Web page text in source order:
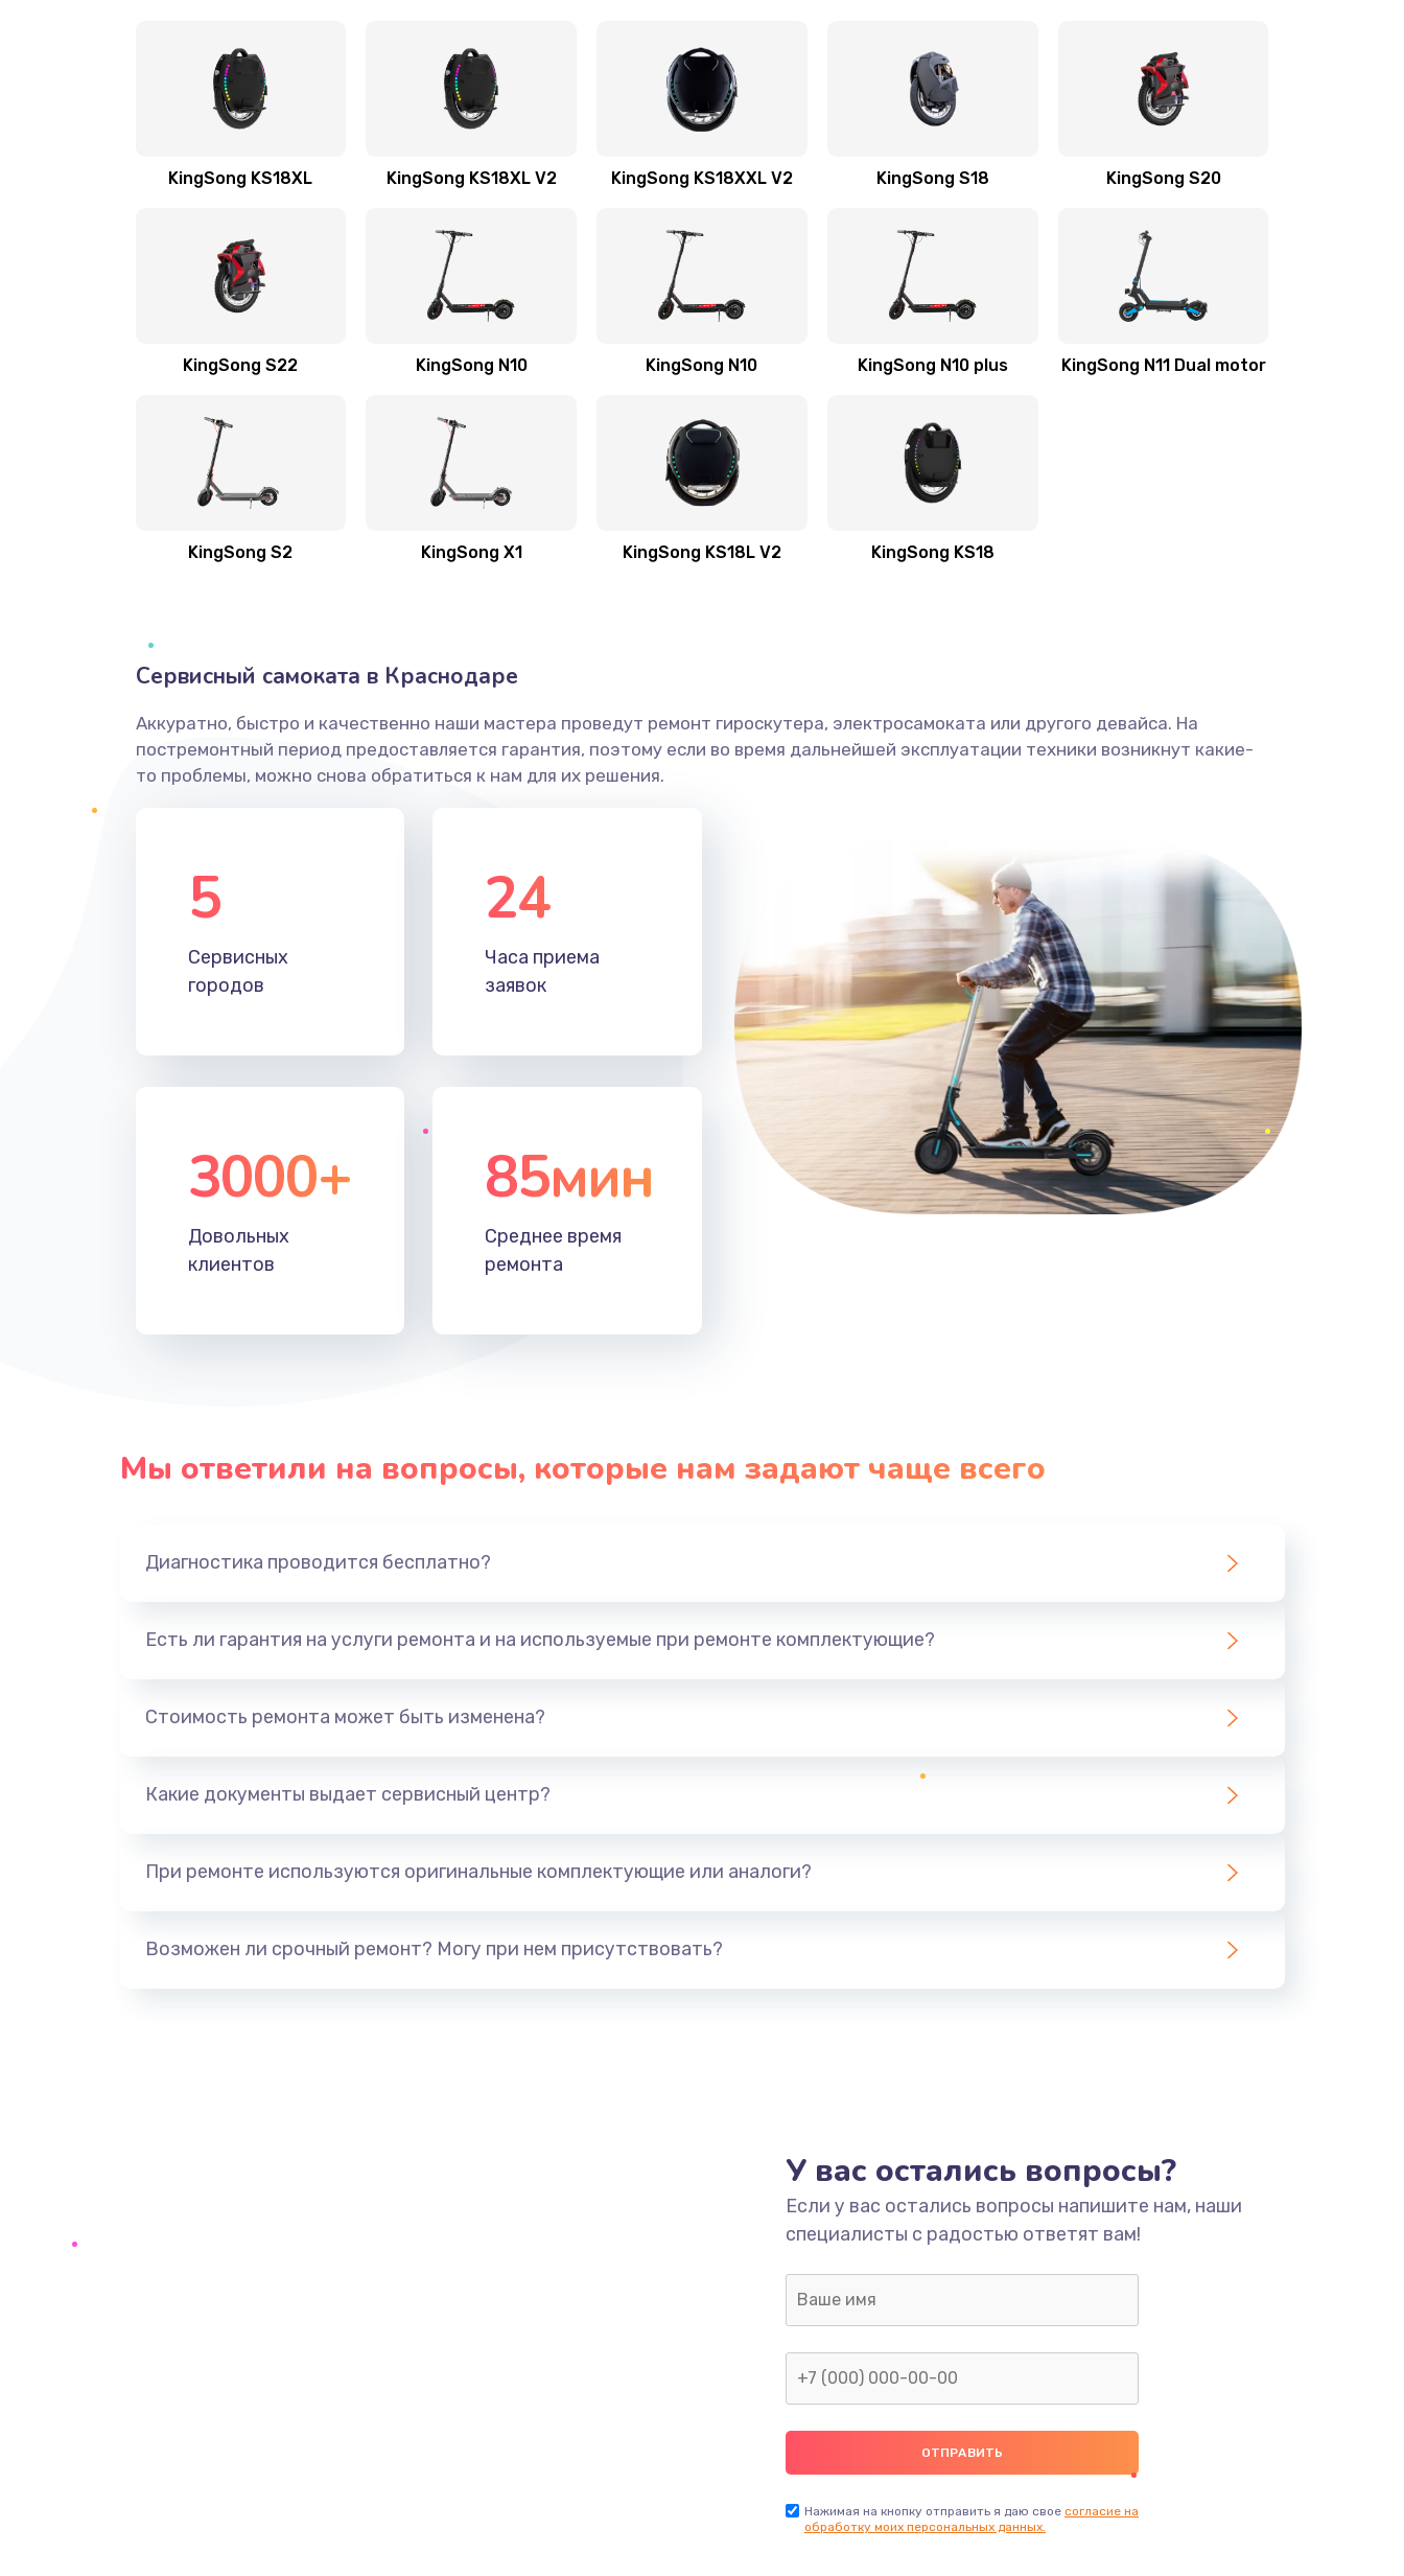
KingSong KS18XL KingSong KS18XL V2 KingSong KS18XXL V2 KingSong S18 KingSong S20
KingSong S22 KingSong N10 KingSong N10 KingSong N10 plus KingSong N11 Dual motor
KingSong S2 KingSong X1 KingSong KS18L V2 KingSong KS18
Сервисный самоката в Краснодаре
Аккуратно, быстро и качественно наши мастера проведут ремонт гироскутера, электросамоката или другого девайса. На
постремонтный период предоставляется гарантия, поэтому если во время дальнейшей эксплуатации техники возникнут какие-
то проблемы, можно снова обратиться к нам для их решения.
5
Сервисных
городов
24
Часа приема
заявок
3000+
Довольных
клиентов
85мин
Среднее время
ремонта
Мы ответили на вопросы, которые нам задают чаще всего
Диагностика проводится бесплатно?
Есть ли гарантия на услуги ремонта и на используемые при ремонте комплектующие?
Стоимость ремонта может быть изменена?
Какие документы выдает сервисный центр?
При ремонте используются оригинальные комплектующие или аналоги?
Возможен ли срочный ремонт? Могу при нем присутствовать?
У вас остались вопросы?
Если у вас остались вопросы напишите нам, наши
специалисты с радостью ответят вам!
Нажимая на кнопку отправить я даю свое согласие на
обработку моих персональных данных.